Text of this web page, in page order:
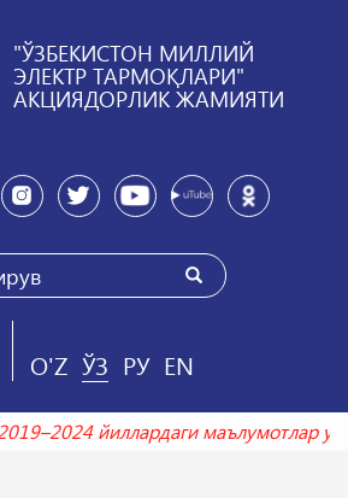
"ЎЗБЕКИСТОН МИЛЛИЙ
ЭЛЕКТР ТАРМОҚЛАРИ"
АКЦИЯДОРЛИК ЖАМИЯТИ
O'Z ЎЗ РУ EN
2019–2024 йиллардаги маълумотлар